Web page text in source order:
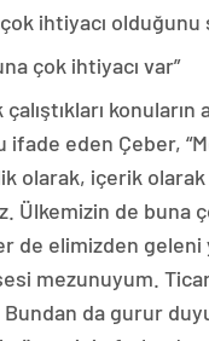
ihtiyacı olduğunu
çok ihtiyacı var”
konuların
ifade eden Çeber,
olarak, içerik olarak
Ülkemizin de buna
de elimizden geleni
mezunuyum.
da gurur